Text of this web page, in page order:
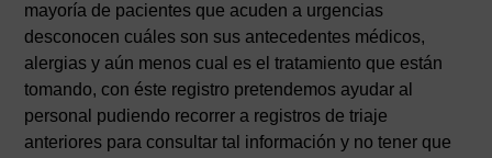
mayoría de pacientes que acuden a urgencias
desconocen cuáles son sus antecedentes médicos,
alergias y aún menos cual es el tratamiento que están
tomando, con éste registro pretendemos ayudar al
personal pudiendo recorrer a registros de triaje
anteriores para consultar tal información y no tener que